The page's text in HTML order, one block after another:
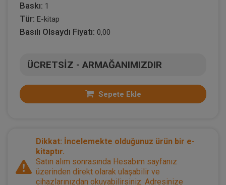
Baskı: 1
Tür: E-kitap
Basılı Olsaydı Fiyatı: 0,00
ÜCRETSİZ - ARMAĞANIMIZDIR
Sepete Ekle
Dikkat: İncelemekte olduğunuz ürün bir e-
kitaptır.
Satın alım sonrasında Hesabım sayfanız
üzerinden direkt olarak ulaşabilir ve
cihazlarınızdan okuyabilirsiniz. Adresinize